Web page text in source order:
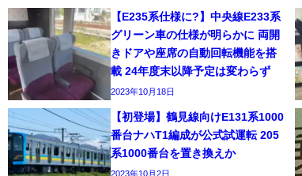
【E235系仕様に?】中央線E233系
グリーン車の仕様が明らかに 両開
きドアや座席の自動回転機能を搭
載 24年度末以降予定は変わらず
2023年10月18日
【初登場】鶴見線向けE131系1000
番台ナハT1編成が公式試運転 205
系1000番台を置き換えか
2023年10月2日